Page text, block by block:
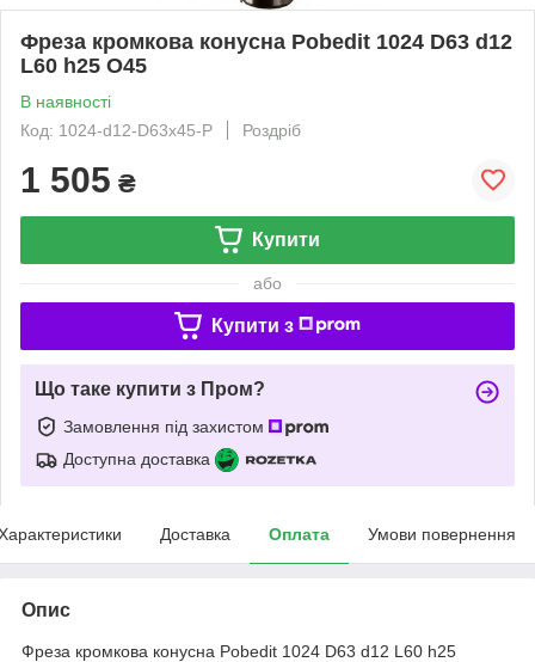
Фреза кромкова конусна Pobedit 1024 D63 d12
L60 h25 O45
В наявності
Код: 1024-d12-D63x45-P
Роздріб
1 505 ₴
Купити
або
Купити з
Що таке купити з Пром?
Замовлення під захистом
Доступна доставка
Доставка Оплата Умови повернення
Опис
Фреза кромкова конусна Pobedit 1024 D63 d12 L60 h25